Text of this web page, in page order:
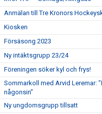
Anmälan till Tre Kronors
Kiosken
Försäsong 2023
Ny intäktsgrupp 23/24
Föreningen söker kyl och frys!
Sommarkoll med Arvid Leremar:
någonsin”
Ny ungdomsgrupp tillsatt